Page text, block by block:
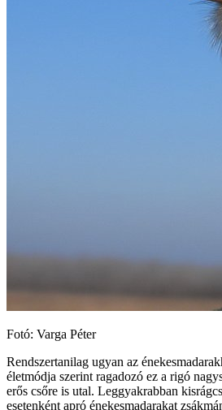
Fotó: Varga Péter
Rendszertanilag ugyan az
életmódja szerint ragadozó ez a rigó
erős csőre is utal. Leggyakrabban
esetenként apró énekesmadarakat